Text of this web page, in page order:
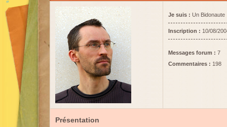
Je suis : Un Bidonaute
Inscription : 10/08/
Messages forum : 7
Commentaires : 198
Présentation